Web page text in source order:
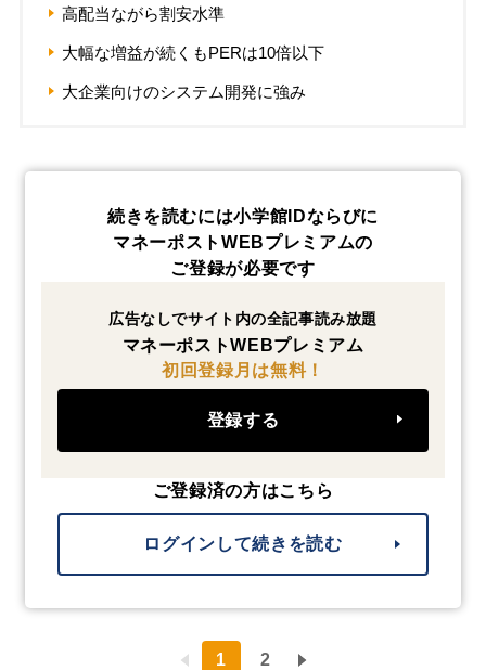
高配当ながら割安水準
大幅な増益が続くもPERは10倍以下
大企業向けのシステム開発に強み
続きを読むには小学館IDならびに
マネーポストWEBプレミアムの
ご登録が必要です
広告なしでサイト内の全記事読み放題
マネーポストWEBプレミアム
初回登録月は無料！
登録する
ご登録済の方はこちら
ログインして続きを読む
1 2